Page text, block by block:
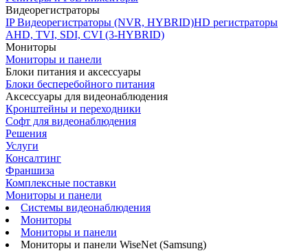
Видеорегистраторы
IP Видеорегистраторы (NVR, HYBRID)HD регистраторы
AHD, TVI, SDI, CVI (3-HYBRID)
Мониторы
Мониторы и панели
Блоки питания и аксессуары
Блоки бесперебойного питания
Аксессуары для видеонаблюдения
Кронштейны и переходники
Софт для видеонаблюдения
Решения
Услуги
Консалтинг
Франшиза
Комплексные поставки
Мониторы и панели
Системы видеонаблюдения
Мониторы
Мониторы и панели
Мониторы и панели WiseNet (Samsung)